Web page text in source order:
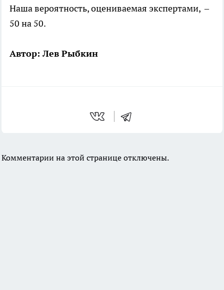
Наша вероятность, оцениваемая экспертами, –
50 на 50.
Автор: Лев Рыбкин
Комментарии на этой странице отключены.